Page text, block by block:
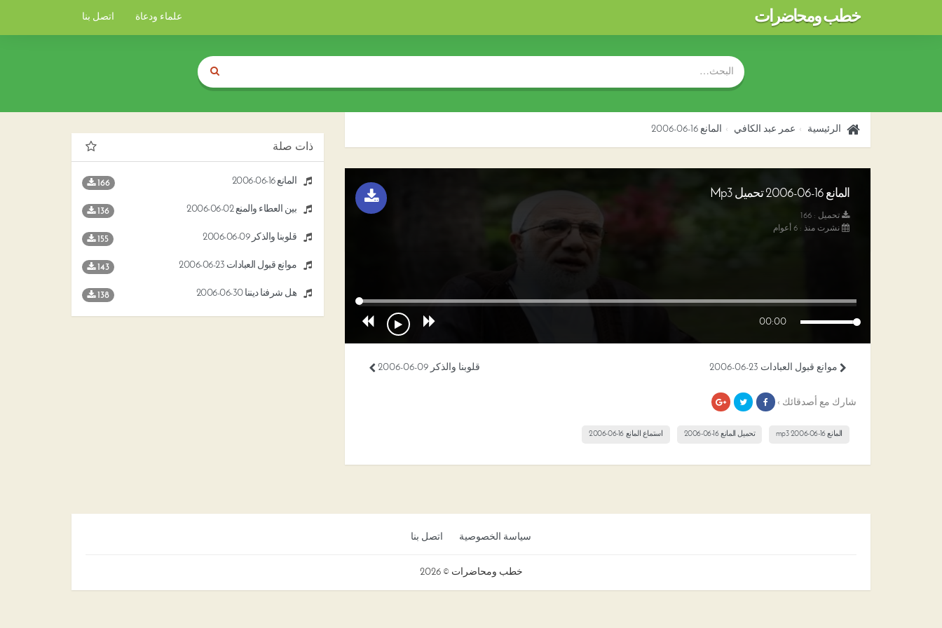
خطب ومحاضرات علماء ودعاة اتصل بنا
الرئيسية عمر عبد الكافي المانع 16-06-2006
المانع 16-06-2006 تحميل Mp3
تحميل : 166
نشرت منذ : 6 أعوام
00:00
قلوبنا والذكر 09-06-2006 موانع قبول العبادات 23-06-2006
شارك مع أصدقائك ›
المانع 16-06-2006 mp3 تحميل المانع 16-06-2006 استماع المانع 16-06-2006
ذات صلة
المانع 16-06-2006 166
بين العطاء والمنع 02-06-2006 136
قلوبنا والذكر 09-06-2006 155
موانع قبول العبادات 23-06-2006 143
هل شرفنا ديننا 30-06-2006 138
سياسة الخصوصية اتصل بنا
خطب ومحاضرات © 2026